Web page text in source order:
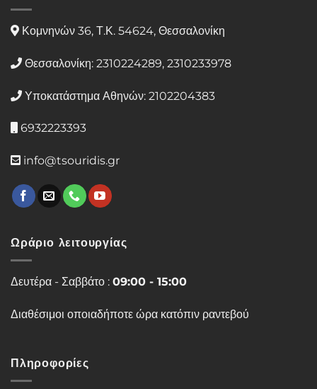
Κομνηνών 36, Τ.Κ. 54624, Θεσσαλονίκη
Θεσσαλονίκη: 2310224289, 2310233978
Υποκατάστημα Αθηνών: 2102204383
6932223393
info@tsouridis.gr
Ωράριο λειτουργίας
Δευτέρα - Σαββάτο : 09:00 - 15:00
Διαθέσιμοι οποιαδήποτε ώρα κατόπιν ραντεβού
Πληροφορίες